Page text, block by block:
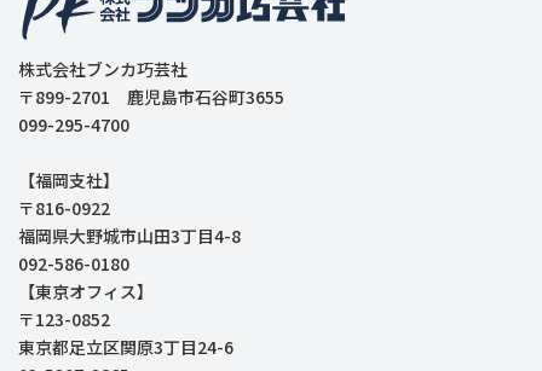
株式会社ブンカ巧芸社
〒899-2701 鹿児島市石谷町3655
099-295-4700
【福岡支社】
〒816-0922
福岡県大野城市山田3丁目4-8
092-586-0180
【東京オフィス】
〒123-0852
東京都足立区関原3丁目24-6